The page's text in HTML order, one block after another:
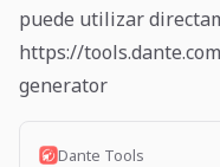
puede utilizar
https://
generator
Dante Tools